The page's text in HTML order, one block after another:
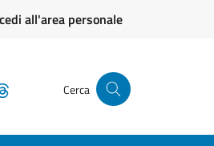
all'area personale
Cerca